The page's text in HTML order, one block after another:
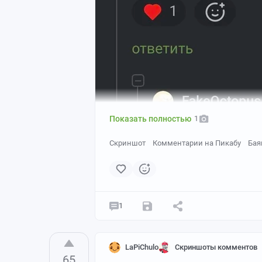
Показать полностью 1
Скриншот Комментарии на Пикабу
1
LaPiChulo Скриншоты комментов